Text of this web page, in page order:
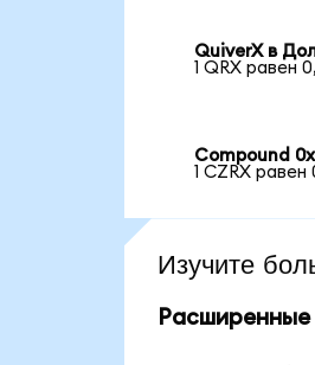
QuiverX в
1 QRX равен
Compound
1 CZRX равен
Изучите
Расширенные